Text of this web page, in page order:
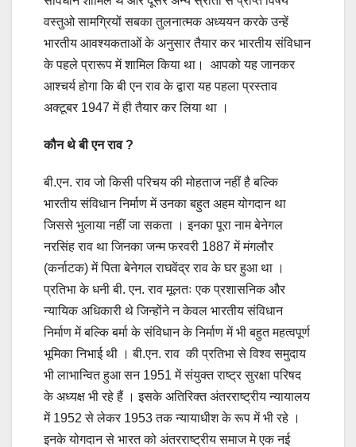
वस्तुओ सामग्रियों सबका तुलनात्मक अध्ययन करके उन्हें
भारतीय आवश्यकताओं के अनुसार तैयार कर भारतीय संविधान
के पहले प्रारूप में शामिल किया था। आपको यह जानकर
आश्चर्य होगा कि बी एन राव के द्वारा यह पहला प्रस्ताव
अक्टूबर 1947 में ही तैयार कर लिया था ।
कौन थे बी एन राव ?
बी.एन. राव जो किसी परिचय की मोहताज नहीं है बल्कि
भारतीय संविधान निर्माण में उनका बहुत अहम योगदान था
जिससे भुलाया नहीं जा सकता । इनका पूरा नाम बेनेगल
नरसिंह राव था जिनका जन्म फरवरी 1887 में मंगलौर
(कर्नाटक) में पिता बेनेगल राघवेंद्र राव के घर हुआ था ।
प्रतिभा के धनी बी. एन. राव मूलतः एक प्रशासनिक और
न्यायिक अधिकारी थे जिन्होंने न केवल भारतीय संविधान
निर्माण में बल्कि बर्मा के संविधान के निर्माण में भी बहुत महत्वपूर्ण
भूमिका निभाई थी । बी.एन. राव की प्रतिभा से विश्व समुदाय
भी लाभान्वित हुआ सन 1951 में संयुक्त राष्ट्र सुरक्षा परिषद
के अध्यक्ष भी रहे हैं । इसके अतिरिक्त अंतरराष्ट्रीय न्यायालय
में 1952 से लेकर 1953 तक न्यायाधीश के रूप में भी रहे ।
इनके योगदान से भारत को अंतरराष्ट्रीय समाज मे एक नई